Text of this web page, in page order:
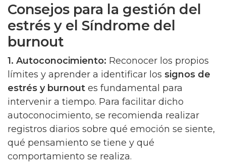
Consejos para la gestión del
estrés y el Síndrome del
burnout
1. Autoconocimiento: Reconocer los propios
límites y aprender a identificar los signos de
estrés y burnout es fundamental para
intervenir a tiempo. Para facilitar dicho
autoconocimiento, se recomienda realizar
registros diarios sobre qué emoción se siente,
qué pensamiento se tiene y qué
comportamiento se realiza.